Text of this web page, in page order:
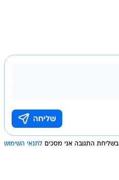
בשליחת התגובה אני מסכים לתנאי השימוש